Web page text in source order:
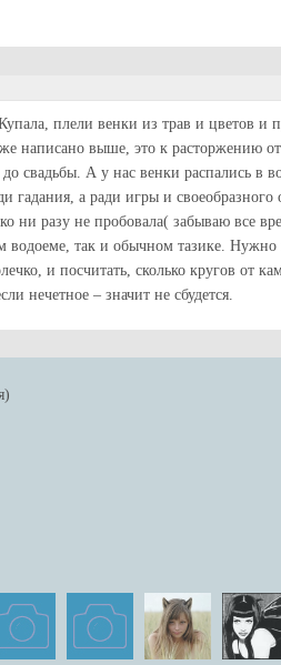
плели венки из трав и цветов и
написано выше, это к расторжению
свадьбы. А у нас венки распались в
гадания, а ради игры и
ни разу не пробовала( забываю все
так и обычном тазике. Нужно
и посчитать, сколько кругов от
нечетное – значит не сбудется.